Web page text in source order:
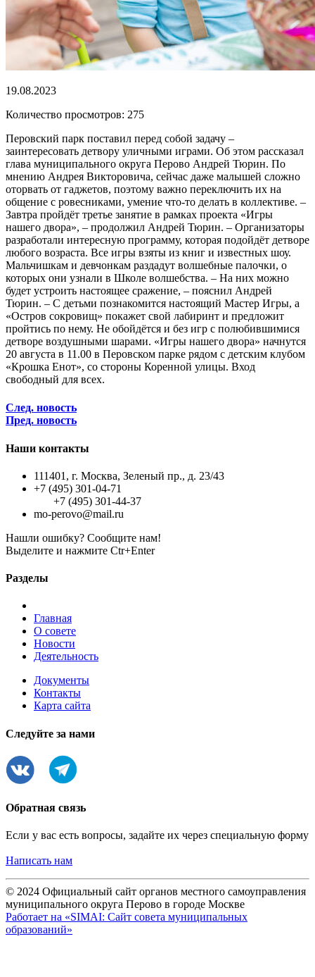
19.08.2023
Количество просмотров: 275
Перовский парк поставил перед собой задачу –
заинтересовать детвору уличными играми. Об этом рассказал
глава муниципального округа Перово Андрей Тюрин. По
мнению Андрея Викторовича, сейчас даже малышей сложно
оторвать от гаджетов, поэтому важно переключить их на
общение с ровесниками, умение что-то делать в коллективе. –
Завтра пройдёт третье занятие в рамках проекта «Игры
нашего двора», – продолжил Андрей Тюрин. – Организаторы
разработали интересную программу, которая подойдёт детворе
любого возраста. Все игры взяты из книг и известных шоу.
Мальчишкам и девчонкам раздадут волшебные палочки, о
которых они узнали в Школе волшебства. – На них можно
будет устроить настоящее сражение, – пояснил Андрей
Тюрин. – С детьми познакомится настоящий Мастер Игры, а
«Остров сокровищ» покажет свой лабиринт и предложит
пройтись по нему. Не обойдётся и без игр с полюбившимися
детворе воздушными шарами. «Игры нашего двора» начнутся
20 августа в 11.00 в Перовском парке рядом с детским клубом
«Крошка Енот», со стороны Коренной улицы. Вход
свободный для всех.
След. новость
Пред. новость
Наши контакты
111401, г. Москва, Зеленый пр., д. 23/43
+7 (495) 301-04-71
+7 (495) 301-44-37
mo-perovo@mail.ru
Нашли ошибку? Сообщите нам!
Выделите и нажмите Ctr+Enter
Разделы
Главная
О совете
Новости
Деятельность
Документы
Контакты
Карта сайта
Следуйте за нами
Обратная связь
Если у вас есть вопросы, задайте их через специальную форму
Написать нам
© 2024 Официальный сайт органов местного самоуправления
муниципального округа Перово в городе Москве
Работает на «SIMAI: Сайт совета муниципальных
образований»